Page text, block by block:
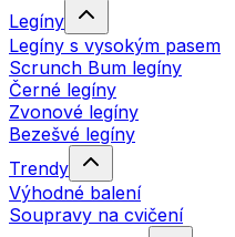
Legíny
Legíny s vysokým pasem
Scrunch Bum legíny
Černé legíny
Zvonové legíny
Bezešvé legíny
Trendy
Výhodné balení
Soupravy na cvičení